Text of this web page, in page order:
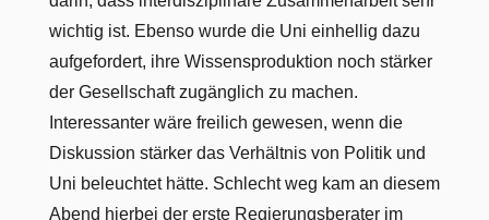
wichtig ist. Ebenso wurde die Uni einhellig dazu
aufgefordert, ihre Wissensproduktion noch stärker
der Gesellschaft zugänglich zu machen.
Interessanter wäre freilich gewesen, wenn die
Diskussion stärker das Verhältnis von Politik und
Uni beleuchtet hätte. Schlecht weg kam an diesem
Abend hierbei der erste Regierungsberater im